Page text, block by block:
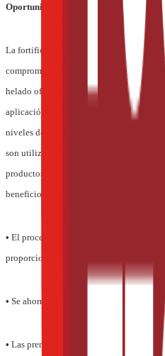
Oportunidades de fortificación y
La fortificación del helado es una forma
comprometer el placer ocasional de
helado ofrece oportunidades de
aplicación en particular y las
niveles de consumo adecuados según la
son utilizadas por los fabricantes de
productos farmacéuticos en la industria
beneficios, a saber:
• El proceso de elaboración es
proporciona una fuente única de
• Se ahorra en mano de obra, mercaderías
• Las premezclas ofrecen una mayor